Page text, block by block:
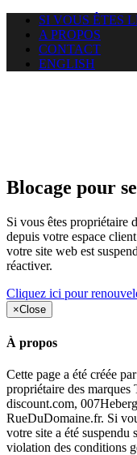
SI VOUS ÊTES
A PROPOS
CONTACT
ENGLISH
Blocage pour
Si vous êtes propriétaire
depuis votre espace
votre site web est
réactiver.
Cliquez ici pour
×Close
À propos
Cette page a été créée
propriétaire des
discount.com,
RueDuDomaine.fr. Si
votre site a été
violation des conditions